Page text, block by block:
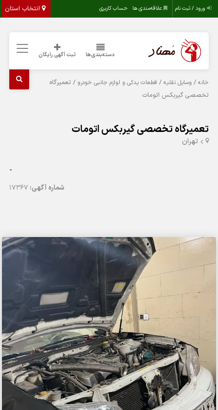
انتخاب استان ورود / ثبت نام علاقه‌مندی ها حساب کاربری
دسته‌بندی‌ها ثبت آگهی رایگان
خانه /وسایل نقلیه / قطعات یدکی و لوازم جانبی خودرو / تعمیرگاه
تخصصی گیربکس اتومات
تعمیرگاه تخصصی گیربکس اتومات
تهران
-
شماره آگهی: 17367